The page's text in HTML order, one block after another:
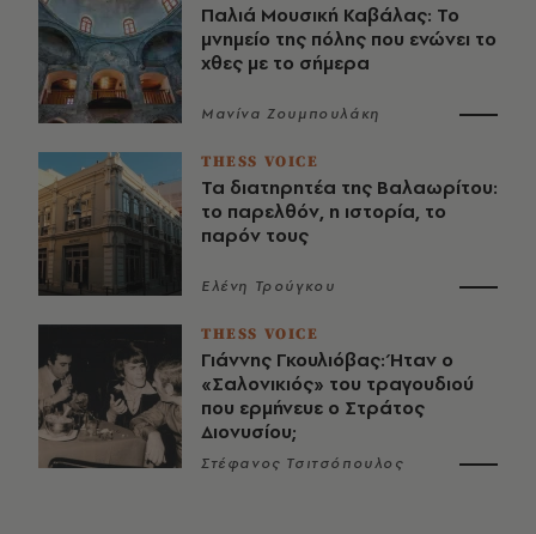
Παλιά Μουσική Καβάλας: Το
μνημείο της πόλης που ενώνει το
χθες με το σήμερα
Μανίνα Ζουμπουλάκη
THESS VOICE
Τα διατηρητέα της Βαλαωρίτου:
το παρελθόν, η ιστορία, το
παρόν τους
Ελένη Τρούγκου
THESS VOICE
Γιάννης Γκουλιόβας: Ήταν ο
«Σαλονικιός» του τραγουδιού
που ερμήνευε ο Στράτος
Διονυσίου;
Στέφανος Τσιτσόπουλος